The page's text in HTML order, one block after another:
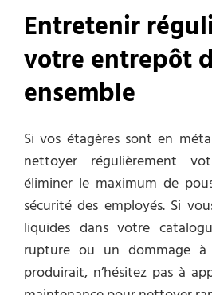
Entretenir
votre entrepôt
ensemble
Si vos étagères sont en
nettoyer régulièrement
éliminer le maximum de
sécurité des employés. Si
liquides dans votre
rupture ou un dommage à
produirait, n’hésitez pas à